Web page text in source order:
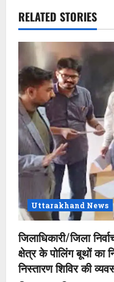
v
i
g
a
t
i
o
n
RELATED STORIES
Uttarakhand News
जिलाधिकारी/जिला
क्षेत्र के पोलिंग बूथों का
निस्तारण शिविर की